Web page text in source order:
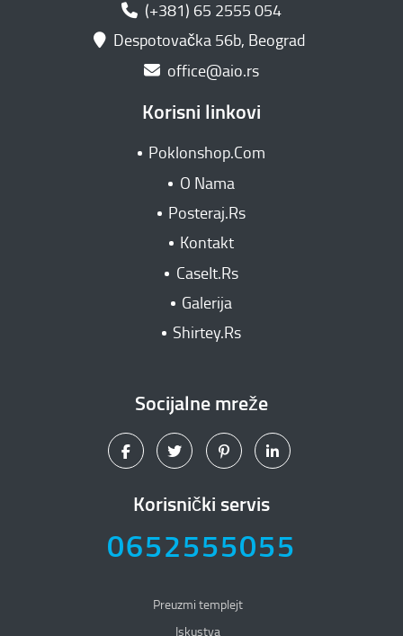
(+381) 65 2555 054
Despotovačka 56b, Beograd
office@aio.rs
Korisni linkovi
Poklonshop.Com
O Nama
Posteraj.Rs
Kontakt
CaseIt.Rs
Galerija
Shirtey.Rs
Socijalne mreže
Korisnički servis
0652555055
Preuzmi templejt
Iskustva